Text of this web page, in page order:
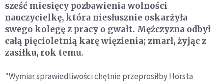
sześć miesięcy pozbawienia wolności
nauczycielkę, która niesłusznie oskarżyła
swego kolegę z pracy o gwałt. Mężczyzna odbył
całą pięcioletnią karę więzienia; zmarł, żyjąc z
zasiłku, rok temu.
"Wymiar sprawiedliwości chętnie przeprosiłby Horsta